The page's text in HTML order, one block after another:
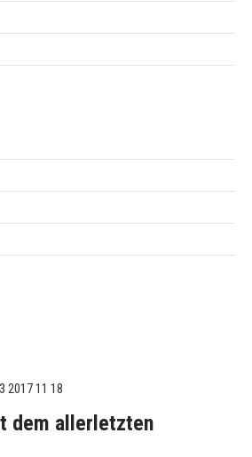
dem allerletzten